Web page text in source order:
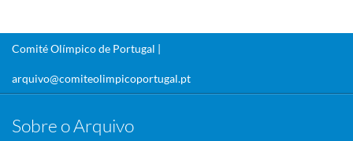
Comité Olímpico de Portugal |
arquivo@comiteolimpicoportugal.pt
Sobre o Arquivo